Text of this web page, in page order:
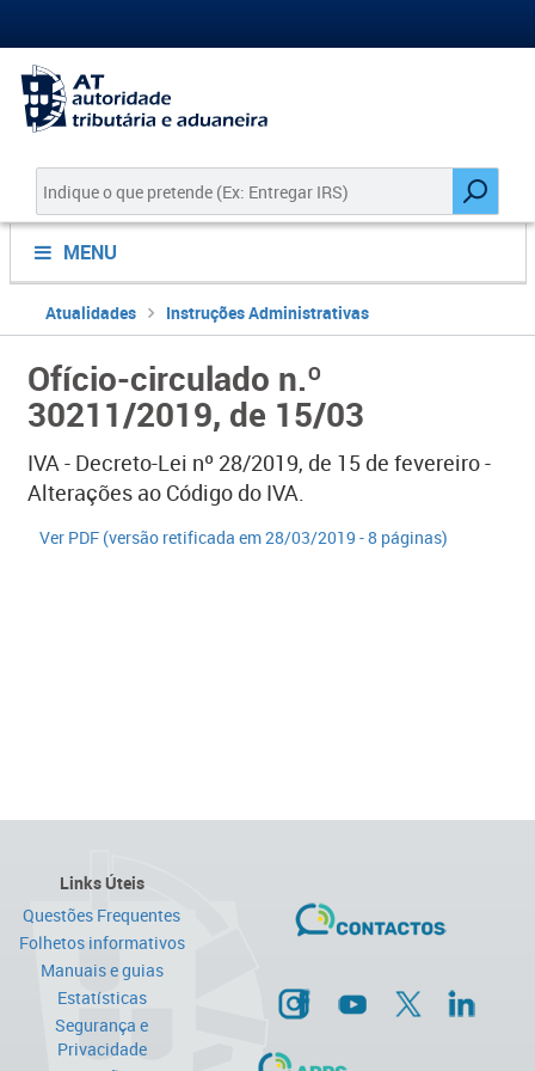
MENU
Atualidades Instruções Administrativas
Ofício-circulado n.º
30211/2019, de 15/03
IVA - Decreto-Lei nº 28/2019, de 15 de fevereiro -
Alterações ao Código do IVA.
​Ver PDF (versão retificada em 28/03/2019 - 8 páginas)
Links Úteis
Questões Frequentes
Folhetos informativos
Manuais e guias
Estatísticas
Segurança e
Privacidade